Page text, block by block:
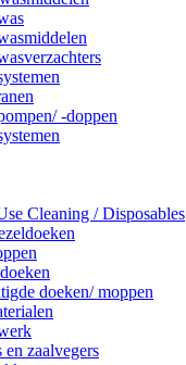
-doppen
Cleaning / Disposables
doeken/ moppen
en zaalvegers